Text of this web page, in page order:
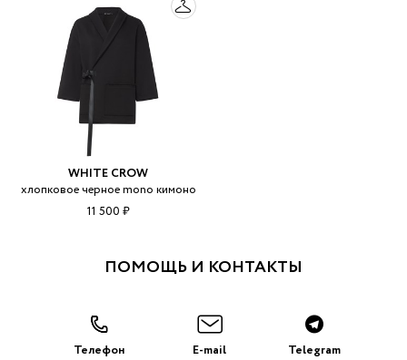
WHITE CROW
хлопковое черное mono кимоно
11 500 ₽
ПОМОЩЬ И КОНТАКТЫ
Телефон E-mail Telegram